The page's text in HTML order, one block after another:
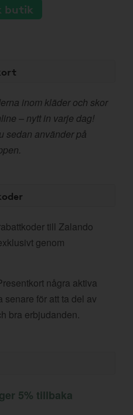
butik
inom kläder och skor
– nytt in varje dag!
sedan använder på
till Zalando
genom
några aktiva
senare för att ta del av
bra erbjudanden.
5% tillbaka